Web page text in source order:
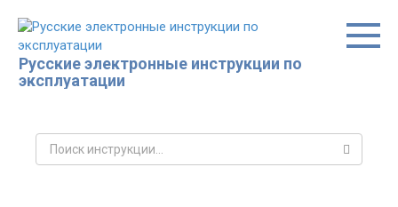
контенту
Русские электронные инструкции по
эксплуатации
Поиск: